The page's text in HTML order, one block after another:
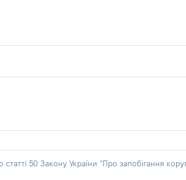
50 Закону України “Про запобігання